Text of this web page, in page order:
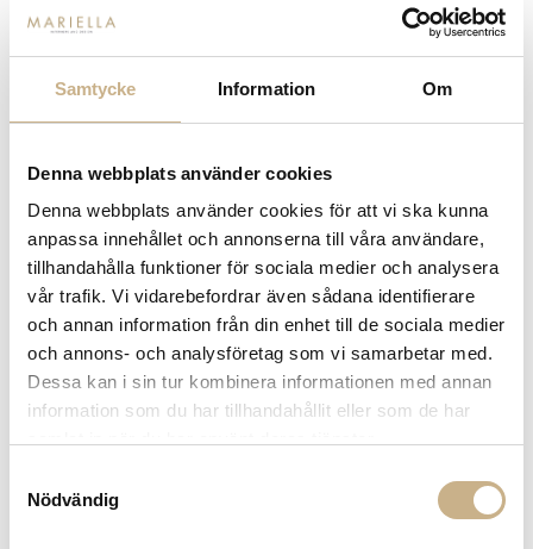
Samtycke Information Om
Denna webbplats använder cookies
Denna webbplats använder cookies för att vi ska kunna
anpassa innehållet och annonserna till våra användare,
tillhandahålla funktioner för sociala medier och analysera
vår trafik. Vi vidarebefordrar även sådana identifierare
och annan information från din enhet till de sociala medier
och annons- och analysföretag som vi samarbetar med.
Dessa kan i sin tur kombinera informationen med annan
information som du har tillhandahållit eller som de har
Nödvändig
SPECIFIKATIONER
PRODUKTVARIANTER